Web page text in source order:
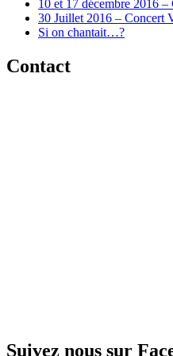
10 et 17 décembre 2016
30 Juillet 2016 – Concert
Si on chantait…?
Contact
Suivez nous sur